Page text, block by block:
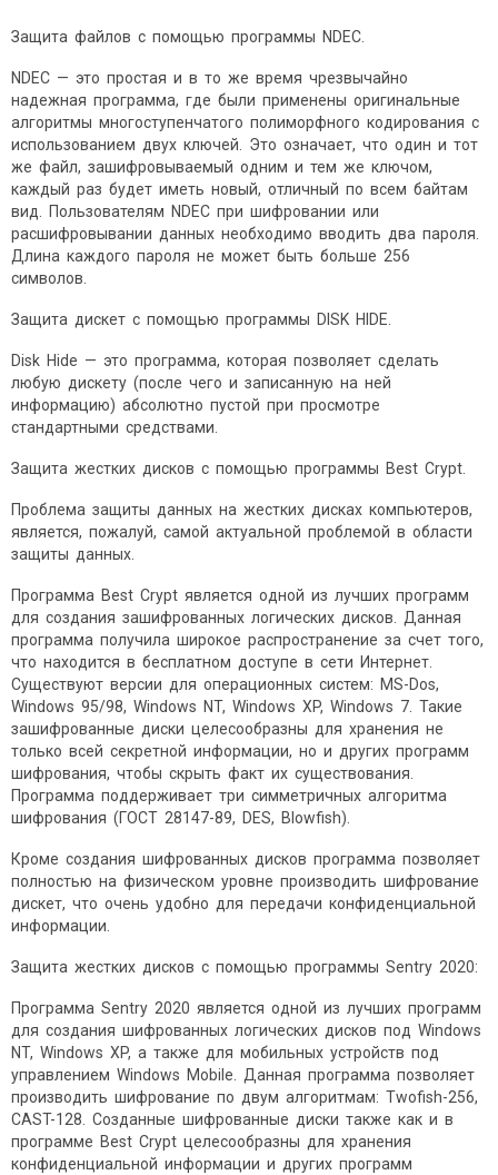
Защита файлов с помощью программы NDEC.
NDEC — это простая и в то же время чрезвычайно
надежная программа, где были применены оригинальные
алгоритмы многоступенчатого полиморфного кодирования с
использованием двух ключей. Это означает, что один и тот
же файл, зашифровываемый одним и тем же ключом,
каждый раз будет иметь новый, отличный по всем байтам
вид. Пользователям NDEC при шифровании или
расшифровывании данных необходимо вводить два пароля.
Длина каждого пароля не может быть больше 256
символов.
Защита дискет с помощью программы DISK HIDE.
Disk Hide — это программа, которая позволяет сделать
любую дискету (после чего и записанную на ней
информацию) абсолютно пустой при просмотре
стандартными средствами.
Защита жестких дисков с помощью программы Best Crypt.
Проблема защиты данных на жестких дисках компьютеров,
является, пожалуй, самой актуальной проблемой в области
защиты данных.
Программа Best Crypt является одной из лучших программ
для создания зашифрованных логических дисков. Данная
программа получила широкое распространение за счет того,
что находится в бесплатном доступе в сети Интернет.
Существуют версии для операционных систем: MS-Dos,
Windows 95/98, Windows NT, Windows XP, Windows 7. Такие
зашифрованные диски целесообразны для хранения не
только всей секретной информации, но и других программ
шифрования, чтобы скрыть факт их существования.
Программа поддерживает три симметричных алгоритма
шифрования (ГОСТ 28147-89, DES, Blowfish).
Кроме создания шифрованных дисков программа позволяет
полностью на физическом уровне производить шифрование
дискет, что очень удобно для передачи конфиденциальной
информации.
Защита жестких дисков с помощью программы Sentry 2020:
Программа Sentry 2020 является одной из лучших программ
для создания шифрованных логических дисков под Windows
NT, Windows XP, а также для мобильных устройств под
управлением Windows Mobile. Данная программа позволяет
производить шифрование по двум алгоритмам: Twofish-256,
CAST-128. Созданные шифрованные диски также как и в
программе Best Crypt целесообразны для хранения
конфиденциальной информации и других программ